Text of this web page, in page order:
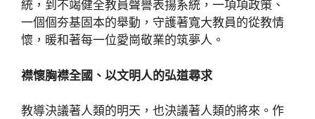
統，到不竭健全教員聲譽表揚系統，一項項政策、
一個個夯基固本的舉動，守護著寬大教員的從教情
懷，暖和著每一位愛崗敬業的筑夢人。
襟懷胸襟全國、以文明人的弘道尋求
教導決議著人類的明天，也決議著人類的將來。作